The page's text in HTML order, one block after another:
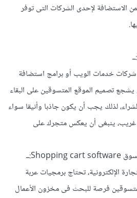
الاستضافة لإحدى الشركات التى توفر
خدمات الويب أو برامج استضافة
يشجع تصميم الموقع المتسوقين على البقاء
لذلك يجب أن يكون جاذبا وأنيقا سواء
غريب، ينبغى أن يعكس متجرك على
الإلكترونية، تحتاج برمجيات عربة
فرصة للبحث فى مخزون الأعمال